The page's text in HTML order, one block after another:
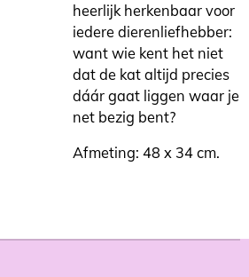
heerlijk herkenbaar voor
iedere dierenliefhebber:
want wie kent het niet
dat de kat altijd precies
dáár gaat liggen waar je
net bezig bent?
Afmeting: 48 x 34 cm.